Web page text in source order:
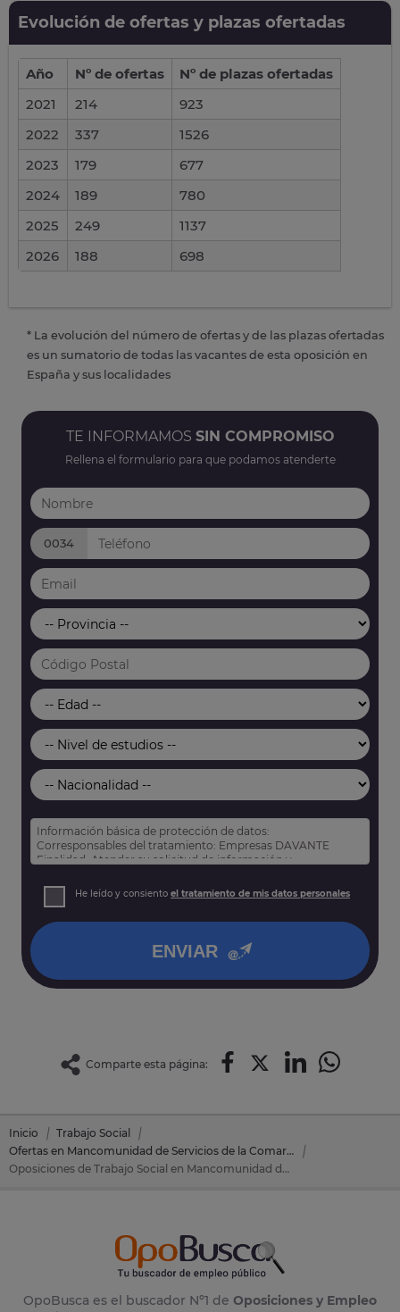
Evolución de ofertas y plazas ofertadas
Año Nº de ofertas
Nº de plazas ofertadas
2021
214
923
2022
337
1526
2023
179
677
2024
189
780
2025
249
1137
2026
188 698
* La evolución del número de ofertas y de las plazas ofertadas
es un sumatorio de todas las vacantes de esta oposición en
España y sus localidades
TE INFORMAMOS SIN COMPROMISO
Rellena el formulario para que podamos atenderte
0034
Información básica de protección de datos:
Corresponsables del tratamiento: Empresas DAVANTE
Finalidad: Atender su solicitud de información y
Derechos: Puede acceder, rectificar y suprimir sus datos,
así como otros derechos tal y como se explica en nuestra
He leído y consiento el tratamiento de mis datos personales
ENVIAR
Comparte esta página:
Inicio
Trabajo Social
Ofertas en Mancomunidad de Servicios de la Comarca del Noroeste
Oposiciones de Trabajo Social en Mancomunidad de Servicios de la Comarca del Noroeste (Murcia)
OpoBusca es el buscador Nº1 de Oposiciones y Empleo